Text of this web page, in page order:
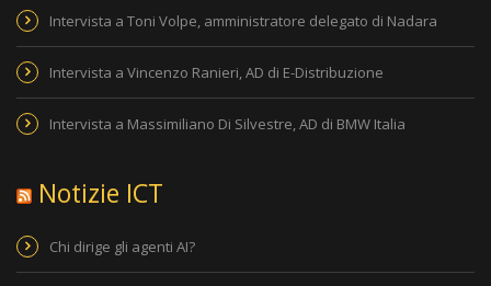
Intervista a Toni Volpe, amministratore delegato di Nadara
Intervista a Vincenzo Ranieri, AD di E-Distribuzione
Intervista a Massimiliano Di Silvestre, AD di BMW Italia
Notizie ICT
Chi dirige gli agenti AI?